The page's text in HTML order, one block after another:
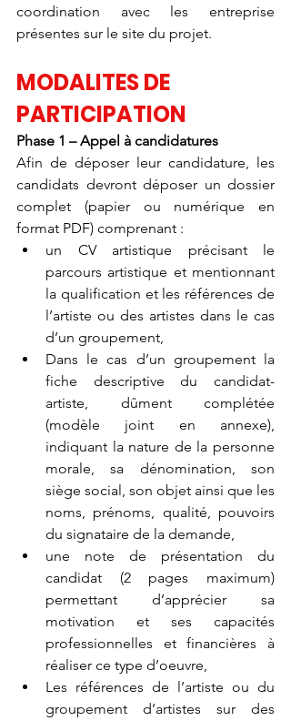
coordination avec les entreprise
présentes sur le site du projet.
MODALITES DE
PARTICIPATION
Phase 1 – Appel à candidatures
Afin de déposer leur candidature, les
candidats devront déposer un dossier
complet (papier ou numérique en
format PDF) comprenant :
un CV artistique précisant le
parcours artistique et mentionnant
la qualification et les références de
l’artiste ou des artistes dans le cas
d’un groupement,
Dans le cas d’un groupement la
fiche descriptive du candidat-
artiste, dûment complétée
(modèle joint en annexe),
indiquant la nature de la personne
morale, sa dénomination, son
siège social, son objet ainsi que les
noms, prénoms, qualité, pouvoirs
du signataire de la demande,
une note de présentation du
candidat (2 pages maximum)
permettant d’apprécier sa
motivation et ses capacités
professionnelles et financières à
réaliser ce type d’oeuvre,
Les références de l’artiste ou du
groupement d’artistes sur des